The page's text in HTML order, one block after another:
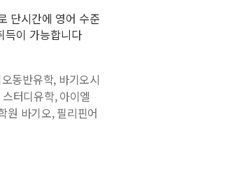
단시간에 영어 수준
득이 가능합니다
동반유학, 바기오시
스터디유학,아이엘
원 바기오,필리핀어